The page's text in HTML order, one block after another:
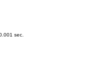
sec.